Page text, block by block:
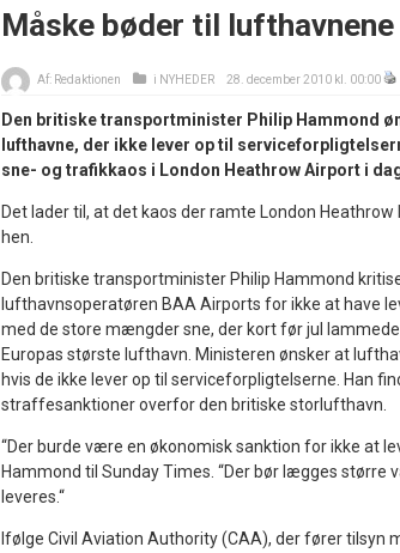
Måske bøder til
Af: Redaktionen i NYHEDER 28. december 2010 kl. 00:00
Den britiske transportminister Philip Hammond
lufthavne, der ikke lever op til
sne- og trafikkaos i London Heathrow Airport i
Det lader til, at det kaos der ramte London
hen.
Den britiske transportminister Philip Hammond
lufthavnsoperatøren BAA Airports for ikke at have
med de store mængder sne, der kort før jul
Europas største lufthavn. Ministeren ønsker at
hvis de ikke lever op til serviceforpligtelserne. Han
straffesanktioner overfor den britiske storlufthavn.
“Der burde være en økonomisk sanktion for ikke at
Hammond til Sunday Times. “Der bør lægges
leveres.“
Ifølge Civil Aviation Authority (CAA), der fører tilsyn